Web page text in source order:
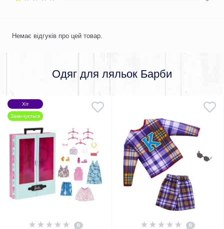
Немає відгуків про цей товар.
Одяг для ляльок Барби
Хіт
Закінчується
0 0